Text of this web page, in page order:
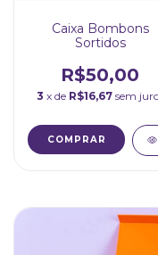
Caixa Bombons
Sortidos
R$50,00
3 x de R$16,67sem
COMPRAR